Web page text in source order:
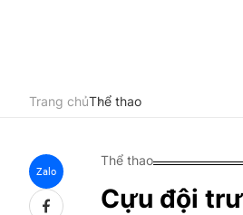
Trang chủThể thao
Zalo
Thể thao
Cựu đội